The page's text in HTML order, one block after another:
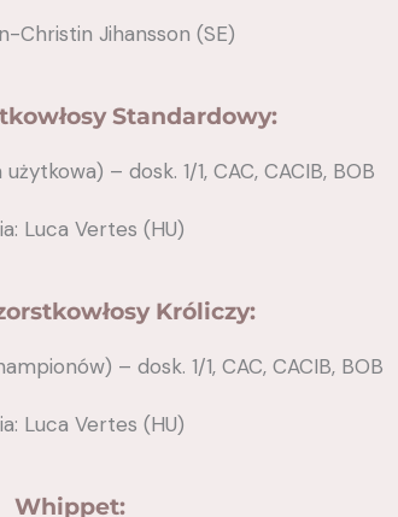
Christin Jihansson (SE)
Standardowy:
– dosk. 1/1, CAC, CACIB, BOB
Luca Vertes (HU)
Króliczy:
– dosk. 1/1, CAC, CACIB, BOB
Luca Vertes (HU)
Whippet: